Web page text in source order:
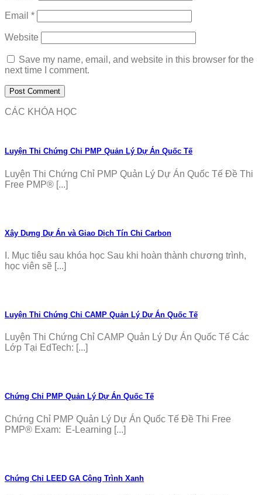
Email *
Website
Save my name, email, and website in this browser for the
next time I comment.
CÁC KHÓA HỌC
Luyện Thi Chứng Chỉ PMP Quản Lý Dự Án Quốc Tế
Luyện Thi Chứng Chỉ PMP Quản Lý Dự Án Quốc Tế Đề Thi
Free PMP® [...]
Xây Dựng Dự Án và Giao Dịch Tín Chỉ Carbon
I. Mục tiêu sau khóa học Sau khi hoàn thành chương trình,
học viên sẽ [...]
Luyện Thi Chứng Chỉ CAMP Quản Lý Dự Án Quốc Tế
Luyện Thi Chứng Chỉ CAMP Quản Lý Dự Án Quốc Tế Các
Lớp Tại EdTech: [...]
Chứng Chỉ PMP Quản Lý Dự Án Quốc Tế
Chứng Chỉ PMP Quản Lý Dự Án Quốc Tế Đề Thi Free
PMP® Exam: E-Learning [...]
Chứng Chỉ LEED GA Công Trình Xanh